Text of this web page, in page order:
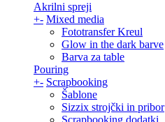
Akrilni spreji
+- Mixed media
Fototransfer Kreul
Glow in the dark barve
Barva za table
Pouring
+- Scrapbooking
Šablone
Sizzix strojčki in pribor